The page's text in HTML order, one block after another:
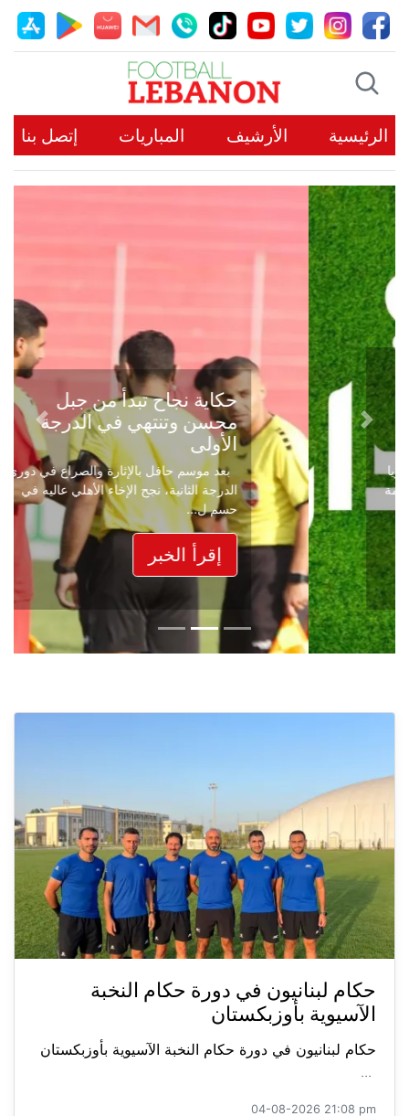
الرئيسية الأرشيف المباريات إتصل بنا
حكاية نجاح تبدأ من جبل
محسن وتنتهي في الدرجة
الأولى
بعد موسم حافل بالإثارة والصراع في دوري
الدرجة الثانية، نجح الإخاء الأهلي عاليه في
حسم ل...
إقرأ الخبر
Previous
Next
حكام لبنانيون في دورة حكام النخبة
الآسيوية بأوزبكستان
حكام لبنانيون في دورة حكام النخبة الآسيوية بأوزبكستان
...
04-08-2026 21:08 pm